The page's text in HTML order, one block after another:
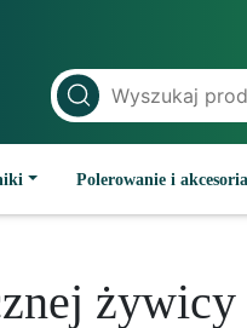
Polerowanie i akcesoria